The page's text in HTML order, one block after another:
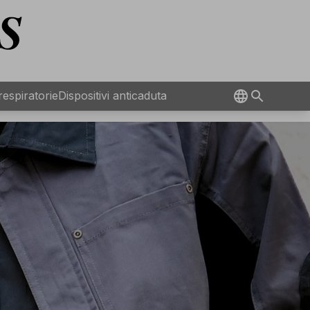
Dispositivi anticaduta